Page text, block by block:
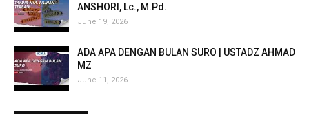
ANSHORI, Lc., M.Pd.
June 19, 2026
ADA APA DENGAN BULAN SURO | USTADZ AHMAD
MZ
June 11, 2026